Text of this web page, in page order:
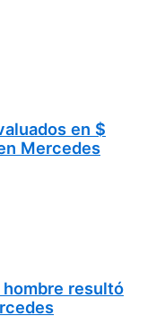
en $
Mercedes
resultó